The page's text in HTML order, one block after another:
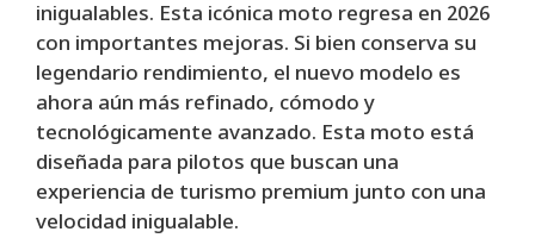
inigualables. Esta icónica moto regresa en 2026
con importantes mejoras. Si bien conserva su
legendario rendimiento, el nuevo modelo es
ahora aún más refinado, cómodo y
tecnológicamente avanzado. Esta moto está
diseñada para pilotos que buscan una
experiencia de turismo premium junto con una
velocidad inigualable.